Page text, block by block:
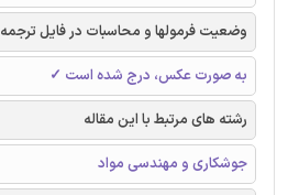
وضعیت فرمولها و محاسبات در فایل ترجمه
به صورت عکس، درج شده است ✓
رشته های مرتبط با این مقاله
جوشکاری و مهندسی مواد